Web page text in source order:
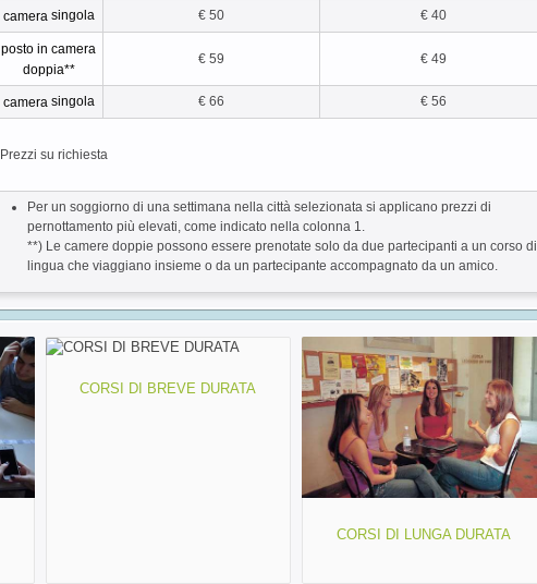
camera singola € 50 € 40
posto in camera
doppia**
€ 59 € 49
camera singola € 66 € 56
Prezzi su richiesta
Per un soggiorno di una settimana nella città selezionata si applicano prezzi di
pernottamento più elevati, come indicato nella colonna 1.
**) Le camere doppie possono essere prenotate solo da due partecipanti a un corso di
lingua che viaggiano insieme o da un partecipante accompagnato da un amico.
CORSI DI BREVE DURATA
CORSI DI LUNGA DURATA